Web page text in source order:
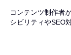
コンテンツ制作者
シビリティやSEO